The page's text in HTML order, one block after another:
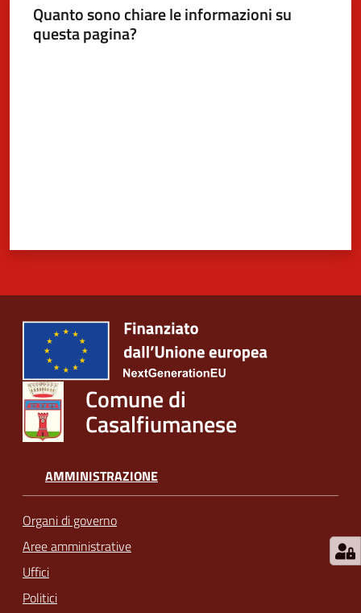
Quanto sono chiare le informazioni su
questa pagina?
Comune di
Casalfiumanese
AMMINISTRAZIONE
Organi di governo
Aree amministrative
Uffici
Politici